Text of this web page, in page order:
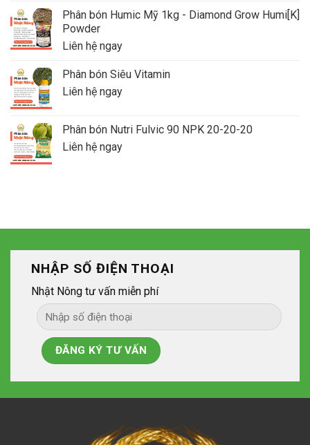
Phân bón Humic Mỹ 1kg - Diamond Grow Humi[K]
Powder
Liên hệ ngay
Phân bón Siêu Vitamin
Liên hệ ngay
Phân bón Nutri Fulvic 90 NPK 20-20-20
Liên hệ ngay
NHẬP SỐ ĐIỆN THOẠI
Nhật Nông tư vấn miễn phí